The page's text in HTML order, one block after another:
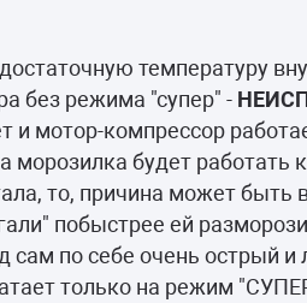
температуру
без режима "супер" -
и мотор-компрессор
будет работать
то, причина может быть
побыстрее ей
по себе очень острый и
только на режим